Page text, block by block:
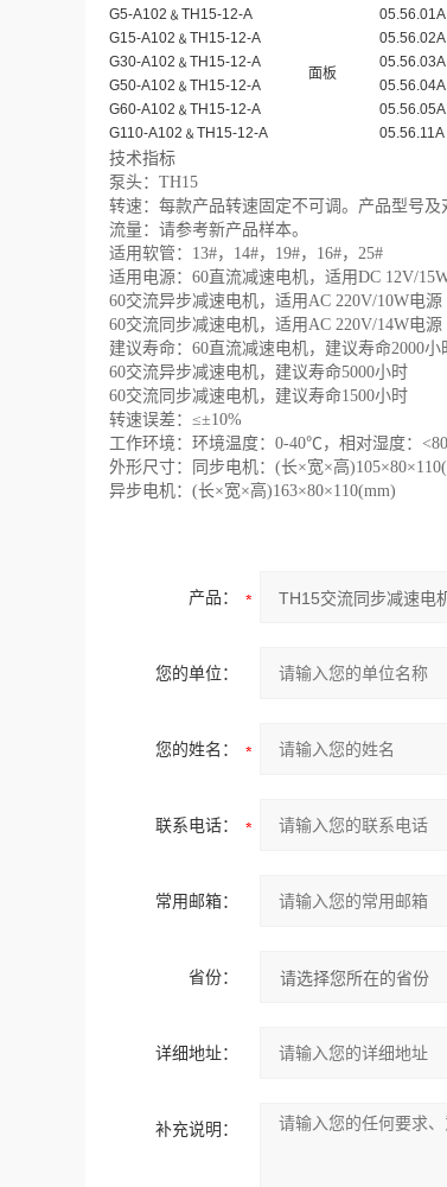
G5-A102﹠TH15-12-A
面板
05.56.01A
G15-A102﹠TH15-12-A 05.56.02A
G30-A102﹠TH15-12-A
05.56.03A
G50-A102﹠TH15-12-A
05.56.04A
G60-A102﹠TH15-12-A
05.56.05A
G110-A102﹠TH15-12-A
05.56.11A
技术指标
泵头：TH15
转速：每款产品转速固定不可调。产品型号及
流量：请参考新产品样本。
适用软管：13#，14#，19#，16#，25#
适用电源：60直流减速电机，适用DC 12V/
60交流异步减速电机，适用AC 220V/10W电源
60交流同步减速电机，适用AC 220V/14W电源
建议寿命：60直流减速电机，建议寿命2000小
60交流异步减速电机，建议寿命5000小时
60交流同步减速电机，建议寿命1500小时
转速误差：≤±10%
工作环境：环境温度：0-40℃，相对湿度：
外形尺寸：同步电机：(长×宽×高
异步电机：(长×宽×高)163×80×110(mm)
产品：
您的单位：
您的姓名：
联系电话：
常用邮箱：
省份：
详细地址：
补充说明：